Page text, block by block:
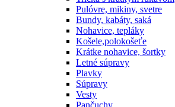
Pulóvre, mikiny, svetre
Bundy, kabáty, saká
Nohavice, tepláky
Košele,polokošeťe
Krátke nohavice, šortky
Letné súpravy
Plavky
Súpravy
Vesty
Pančuchy